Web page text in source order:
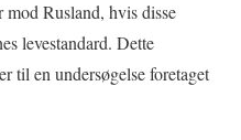
Rusland, hvis disse
levestandard. Dette
til en undersøgelse foretaget